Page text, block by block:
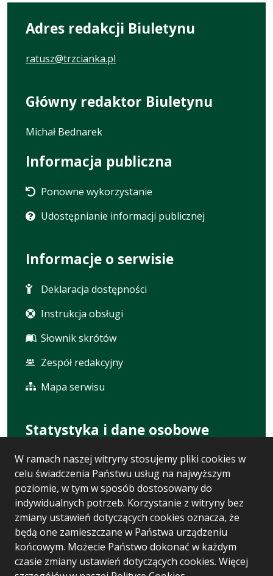
W ramach naszej witryny stosujemy pliki cookies w
celu świadczenia Państwu usług na najwyższym
poziomie, w tym w sposób dostosowany do
indywidualnych potrzeb. Korzystanie z witryny bez
zmiany ustawień dotyczących cookies oznacza, że
będą one zamieszczane w Państwa urządzeniu
końcowym. Możecie Państwo dokonać w każdym
czasie zmiany ustawień dotyczących cookies. Więcej
Adres redakcji Biuletynu
ratusz@trzcianka.pl
Główny redaktor Biuletynu
Michał Bednarek
Informacja publiczna
Ponowne wykorzystanie
Udostępnianie informacji publicznej
Informacje o serwisie
Deklaracja dostępności
Instrukcja obsługi
Słownik skrótów
Zespół redakcyjny
Mapa serwisu
Statystyka i dane osobowe
Statystyki oglądalności
Ostatnio dodane
Polityka prywatności
RODO